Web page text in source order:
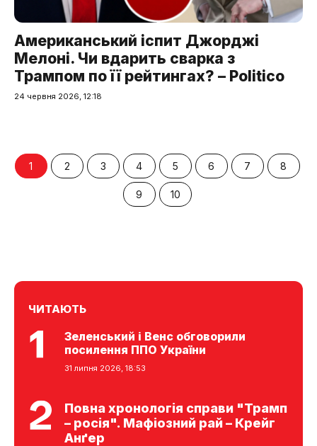
Американський іспит Джорджі
Мелоні. Чи вдарить сварка з
Трампом по її рейтингах? – Politico
24 червня 2026, 12:18
1 2 3 4 5 6 7 8
9 10
ЧИТАЮТЬ
Зеленський і Венс обговорили
посилення ППО України
31 липня 2026, 18:53
Повна хронологія справи "Трамп
– росія". Мафіозний рай – Крейг
Анґер